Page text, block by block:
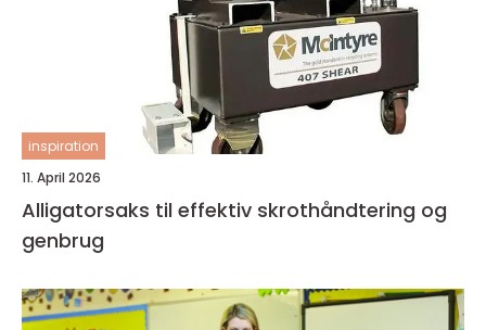
inspiration
11. April 2026
Alligatorsaks til effektiv skrothåndtering og
genbrug